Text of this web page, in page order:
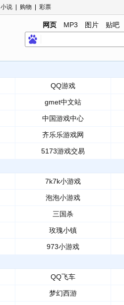
小说 购物 彩票
网页 MP3 图片 贴吧
QQ游戏
gmet中文站
中国游戏中心
齐乐乐游戏网
5173游戏交易
7k7k小游戏
泡泡小游戏
三国杀
玫瑰小镇
973小游戏
QQ飞车
梦幻西游